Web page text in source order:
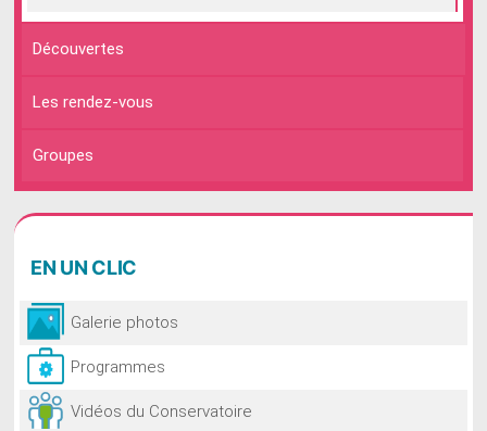
Découvertes
Les rendez-vous
Groupes
EN UN CLIC
Galerie photos
Programmes
Vidéos du Conservatoire